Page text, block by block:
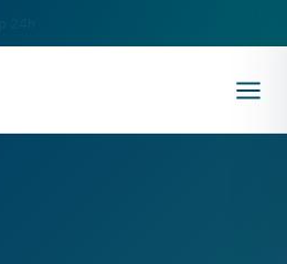
24h